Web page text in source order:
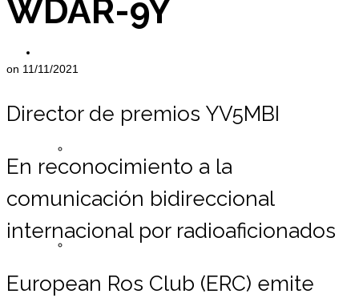
Lista de Miembros
WDAR-9Y
on 11/11/2021
Director de premios YV5MBI
En reconocimiento a la
comunicación bidireccional
internacional por radioaficionados
European Ros Club (ERC) emite